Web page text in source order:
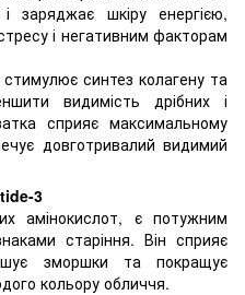
заряджає шкіру енергією,
і негативним факторам
синтез колагену та
видимість дрібних і
сприяє максимальному
довготривалий видимий
3
амінокислот, є потужним
старіння. Він сприяє
зморшки та покращує
кольору обличчя.